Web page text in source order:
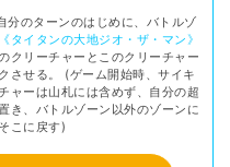
分のターンのはじめに、バトルゾ
《タイタンの大地ジオ・ザ・マン》
クリーチャーとこのクリーチャー
させる。 (ゲーム開始時、サイキ
ャーは山札には含めず、自分の超
き、バトルゾーン以外のゾーンに
こに戻す)